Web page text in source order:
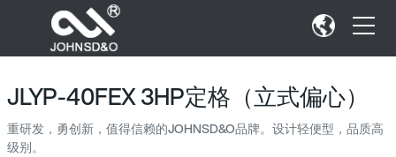
JLYP-40FEX 3HP定格（立式偏心）
重研发，勇创新，值得信赖的JOHNSD&O品牌。设计轻便型，品质高
级别。